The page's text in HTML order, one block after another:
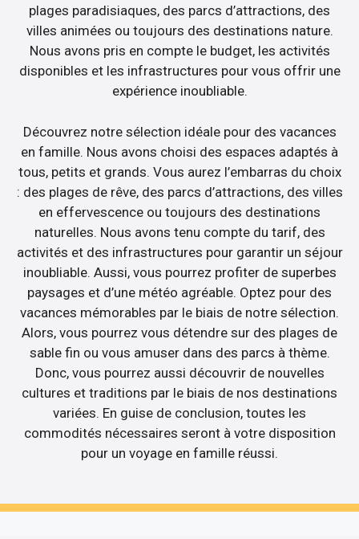
plages paradisiaques, des parcs d’attractions, des
villes animées ou toujours des destinations nature.
Nous avons pris en compte le budget, les activités
disponibles et les infrastructures pour vous offrir une
expérience inoubliable.
Découvrez notre sélection idéale pour des vacances
en famille. Nous avons choisi des espaces adaptés à
tous, petits et grands. Vous aurez l’embarras du choix
: des plages de rêve, des parcs d’attractions, des villes
en effervescence ou toujours des destinations
naturelles. Nous avons tenu compte du tarif, des
activités et des infrastructures pour garantir un séjour
inoubliable. Aussi, vous pourrez profiter de superbes
paysages et d’une météo agréable. Optez pour des
vacances mémorables par le biais de notre sélection.
Alors, vous pourrez vous détendre sur des plages de
sable fin ou vous amuser dans des parcs à thème.
Donc, vous pourrez aussi découvrir de nouvelles
cultures et traditions par le biais de nos destinations
variées. En guise de conclusion, toutes les
commodités nécessaires seront à votre disposition
pour un voyage en famille réussi.